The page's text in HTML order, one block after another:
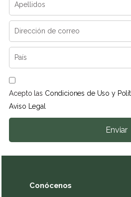
Acepto las Condiciones de Uso y
Aviso Legal
Enviar
Conócenos